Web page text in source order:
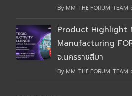
By MM THE FORUM TEAM
Product Highlight
Manufacturing
จ.นครราชสีมา
By MM THE FORUM TEAM